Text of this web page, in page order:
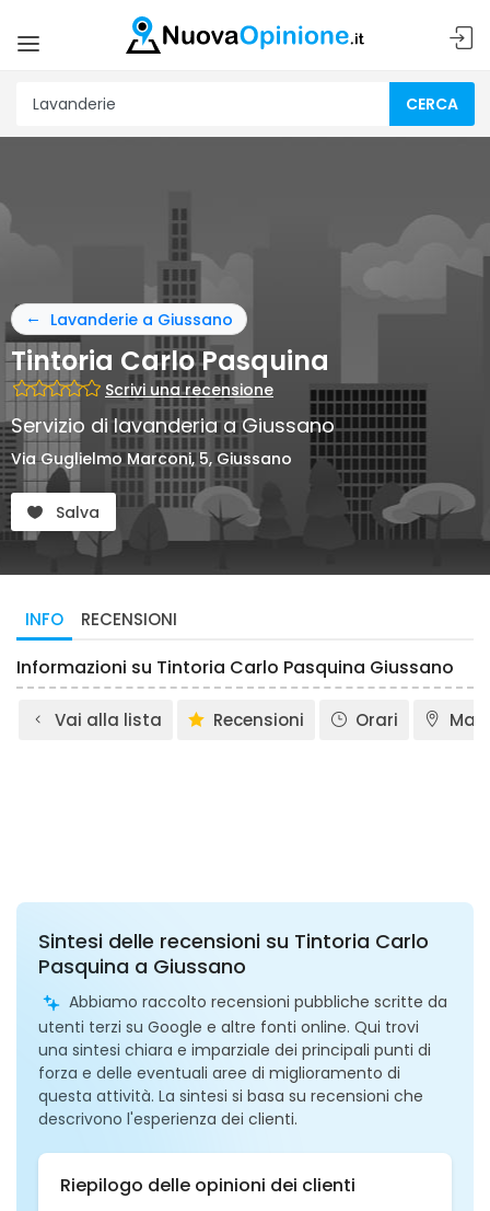
CERCA
Lavanderie a Giussano
Tintoria Carlo Pasquina
Scrivi una recensione
Servizio di lavanderia a Giussano
Via Guglielmo Marconi, 5, Giussano
Salva
INFO RECENSIONI
Informazioni su Tintoria Carlo Pasquina Giussano
Vai alla lista Recensioni Orari
Sintesi delle recensioni su Tintoria Carlo
Pasquina a Giussano
Abbiamo raccolto recensioni pubbliche scritte da
utenti terzi su Google e altre fonti online. Qui trovi
una sintesi chiara e imparziale dei principali punti di
forza e delle eventuali aree di miglioramento di
questa attività. La sintesi si basa su recensioni che
descrivono l'esperienza dei clienti.
Riepilogo delle opinioni dei clienti